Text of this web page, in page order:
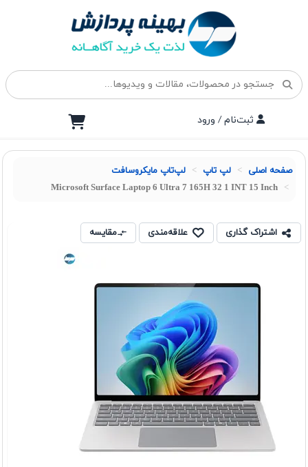
ثبت‌نام / ورود
صفحه اصلی لپ تاپ لپ‌تاپ مایکروسافت
Microsoft Surface Laptop 6 Ultra 7 165H 32 1 INT 15 Inch
اشتراک گذاری علاقه‌مندی مقایسه